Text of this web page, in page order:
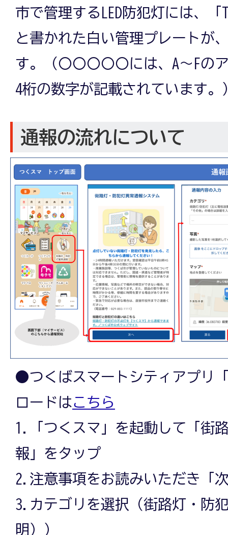
市で管理するLED防犯灯には、「
と書かれた白い管理プレートが
す。（〇〇〇〇〇には、A～Fの
4桁の数字が記載されています。
通報の流れについて
●つくばスマートシティアプリ
ロードはこちら
1.「つくスマ」を起動して「街
報」をタップ
2.注意事項をお読みいただき「
3.カテゴリを選択（街路灯・防
明））